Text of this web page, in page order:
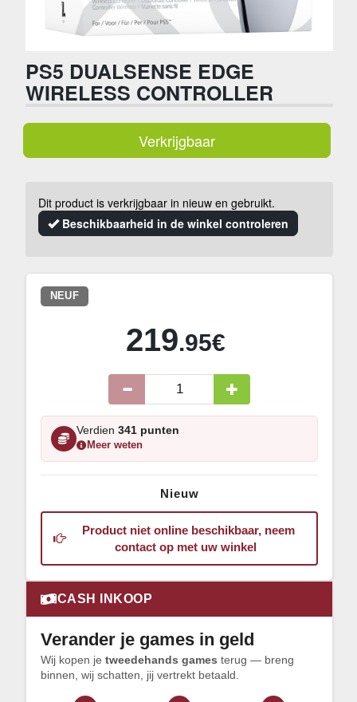
PS5 DUALSENSE EDGE
WIRELESS CONTROLLER
Verkrijgbaar
Dit product is verkrijgbaar in nieuw en gebruikt.
Beschikbaarheid in de winkel controleren
NEUF
219.95€
Verdien 341 punten
Meer weten
Nieuw
Product niet online beschikbaar, neem
contact op met uw winkel
CASH INKOOP
Verander je games in geld
Wij kopen je tweedehands games terug — breng
binnen, wij schatten, jij vertrekt betaald.